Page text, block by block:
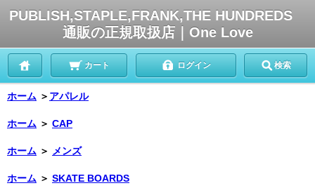
PUBLISH,STAPLE,FRANK,THE HUNDREDS
通販の正規取扱店｜One Love
カート ログイン 検索
ホーム ＞ アパレル
ホーム ＞ CAP
ホーム ＞ メンズ
ホーム ＞ SKATE BOARDS